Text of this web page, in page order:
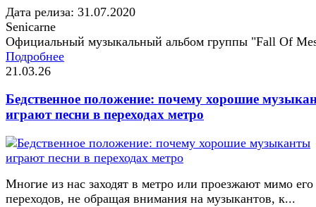
Дата релиза: 31.07.2020
Senicarne
Официальный музыкальный альбом группы "Fall Of
Подробнее
21.03.26
Бедственное положение: почему хорошие
играют песни в переходах метро
Многие из нас заходят в метро или проезжают мимо его
переходов, не обращая внимания на музыкантов, к...